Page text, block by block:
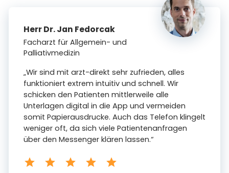
Herr Dr. Jan Fedorcak
Facharzt für Allgemein- und
Palliativmedizin
„Wir sind mit arzt-direkt sehr zufrieden, alles
funktioniert extrem intuitiv und schnell. Wir
schicken den Patienten mittlerweile alle
Unterlagen digital in die App und vermeiden
somit Papierausdrucke. Auch das Telefon klingelt
weniger oft, da sich viele Patientenanfragen
über den Messenger klären lassen.“